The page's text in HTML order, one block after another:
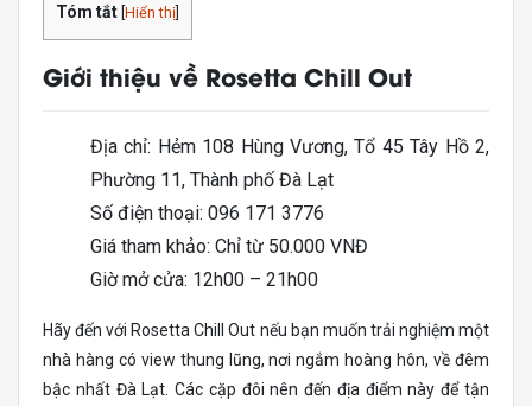
Tóm tắt Hiển thị
Giới thiệu về Rosetta Chill Out
Địa chỉ: Hẻm 108 Hùng Vương, Tổ 45 Tây Hồ 2,
Phường 11, Thành phố Đà Lạt
Số điện thoại: 096 171 3776
Giá tham khảo: Chỉ từ 50.000 VNĐ
Giờ mở cửa: 12h00 – 21h00
Hãy đến với Rosetta Chill Out nếu bạn muốn trải nghiệm một
nhà hàng có view thung lũng, nơi ngắm hoàng hôn, về đêm
bậc nhất Đà Lạt. Các cặp đôi nên đến địa điểm này để tận